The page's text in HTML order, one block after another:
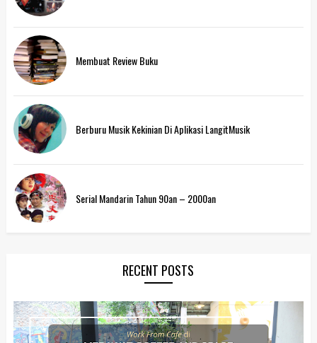
Membuat Review Buku
Berburu Musik Kekinian Di Aplikasi LangitMusik
Serial Mandarin Tahun 90an – 2000an
RECENT POSTS